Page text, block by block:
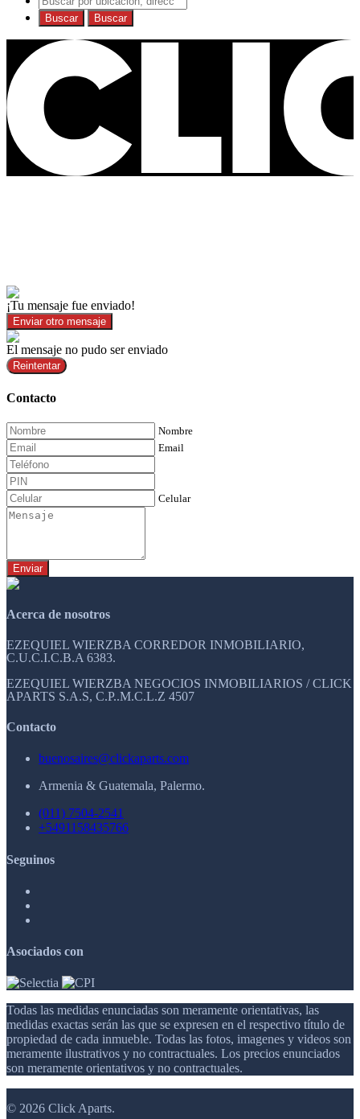
Buscar Buscar
¡Tu mensaje fue enviado!
Enviar otro mensaje
El mensaje no pudo ser enviado
Reintentar
Contacto
Nombre
Email
Celular
Enviar
Acerca de nosotros
EZEQUIEL WIERZBA CORREDOR INMOBILIARIO,
C.U.C.I.C.B.A 6383.
EZEQUIEL WIERZBA NEGOCIOS INMOBILIARIOS / CLICK
APARTS S.A.S, C.P..M.C.L.Z 4507
Contacto
buenosaires@clickaparts.com
Armenia & Guatemala, Palermo.
(011) 7504-2541
+5491158435766
Seguinos
Asociados con
Todas las medidas enunciadas son meramente orientativas, las
medidas exactas serán las que se expresen en el respectivo título de
propiedad de cada inmueble. Todas las fotos, imagenes y videos son
meramente ilustrativos y no contractuales. Los precios enunciados
son meramente orientativos y no contractuales.
© 2026 Click Aparts.